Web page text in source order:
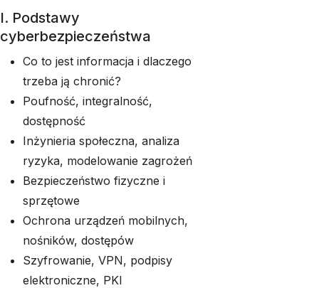
I. Podstawy
cyberbezpieczeństwa
Co to jest informacja i dlaczego
trzeba ją chronić?
Poufność, integralność,
dostępność
Inżynieria społeczna, analiza
ryzyka, modelowanie zagrożeń
Bezpieczeństwo fizyczne i
sprzętowe
Ochrona urządzeń mobilnych,
nośników, dostępów
Szyfrowanie, VPN, podpisy
elektroniczne, PKI